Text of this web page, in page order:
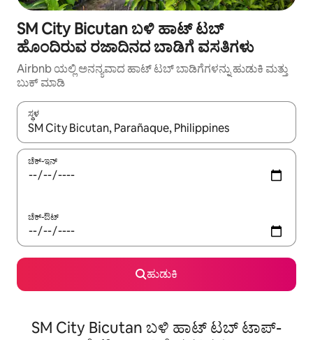
SM City Bicutan ಬಳಿ ಹಾಟ್ ಟಬ್
ಹೊಂದಿರುವ ರಜಾದಿನದ ಬಾಡಿಗೆ ವಸತಿಗಳು
Airbnb ಯಲ್ಲಿ ಅನನ್ಯವಾದ ಹಾಟ್ ‌ಟಬ್ ಬಾಡಿಗೆಗಳನ್ನು ಹುಡುಕಿ ಮತ್ತು
ಬುಕ್ ಮಾಡಿ
ಸ್ಥಳ
ಫಲಿತಾಂಶಗಳು ಲಭ್ಯವಿರುವಾಗ, ಅಪ್ ಮತ್ತು ಡೌನ್ ಬಾಣದ ಕೀಲಿಗಳೊಂದಿಗೆ
ಚೆಕ್-ಇನ್
ಚೆಕ್-ಔಟ್
ಹುಡುಕಿ
SM City Bicutan ಬಳಿ ಹಾಟ್ ಟಬ್ ಟಾಪ್-